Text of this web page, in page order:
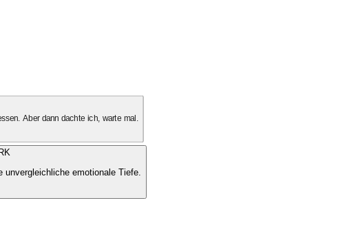
Aber dann dachte ich, warte mal.
emotionale Tiefe.